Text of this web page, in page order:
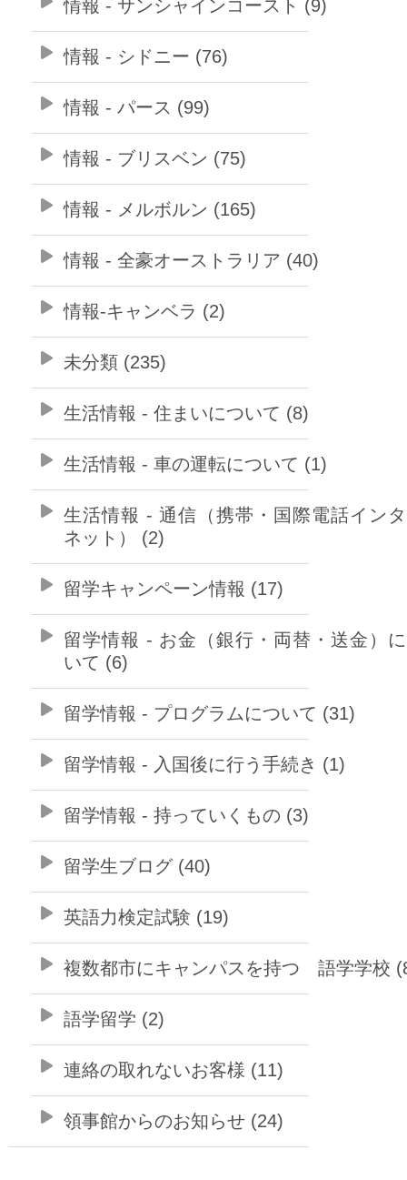
情報 - サンシャインコースト (9)
情報 - シドニー (76)
情報 - パース (99)
情報 - ブリスベン (75)
情報 - メルボルン (165)
情報 - 全豪オーストラリア (40)
情報-キャンベラ (2)
未分類 (235)
生活情報 - 住まいについて (8)
生活情報 - 車の運転について (1)
生活情報 - 通信（携帯・国際電話イン
ネット） (2)
留学キャンペーン情報 (17)
留学情報 - お金（銀行・両替・送金）
いて (6)
留学情報 - プログラムについて (31)
留学情報 - 入国後に行う手続き (1)
留学情報 - 持っていくもの (3)
留学生ブログ (40)
英語力検定試験 (19)
複数都市にキャンパスを持つ 語学学校
語学留学 (2)
連絡の取れないお客様 (11)
領事館からのお知らせ (24)